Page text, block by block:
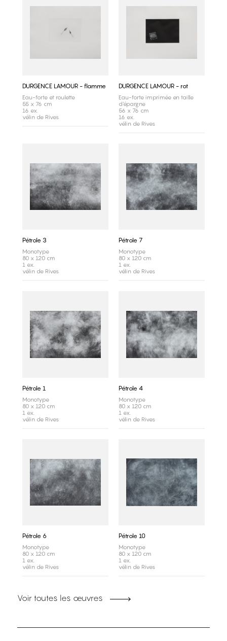
DURGENCE LAMOUR - flamme
Eau-forte et roulette
55 x 76 cm
16 ex.
vélin de Rives
DURGENCE LAMOUR - rot
Eau-forte imprimée en taille
d'épargne
56 x 76 cm
16 ex.
vélin de Rives
Pétrole 3
Monotype
80 x 120 cm
1 ex.
vélin de Rives
Pétrole 7
Monotype
80 x 120 cm
1 ex.
vélin de Rives
Pétrole 1
Monotype
80 x 120 cm
1 ex.
vélin de Rives
Pétrole 4
Monotype
80 x 120 cm
1 ex.
vélin de Rives
Pétrole 6
Monotype
80 x 120 cm
1 ex.
vélin de Rives
Pétrole 10
Monotype
80 x 120 cm
1 ex.
vélin de Rives
Voir toutes les œuvres